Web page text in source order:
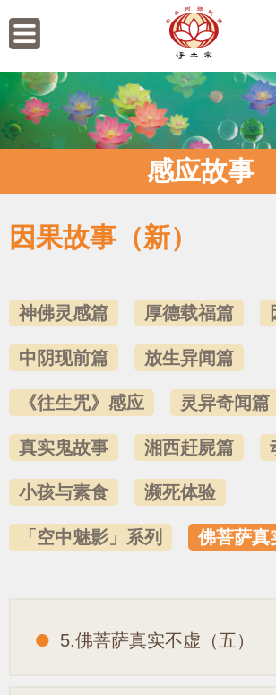
感应故事
因果故事（新）
神佛灵感篇 厚德载福篇
中阴现前篇 放生异闻篇
《往生咒》感应 灵异奇闻篇
真实鬼故事 湘西赶屍篇
小孩与素食 濒死体验
「空中魅影」系列 佛菩萨真
5.佛菩萨真实不虚（五）